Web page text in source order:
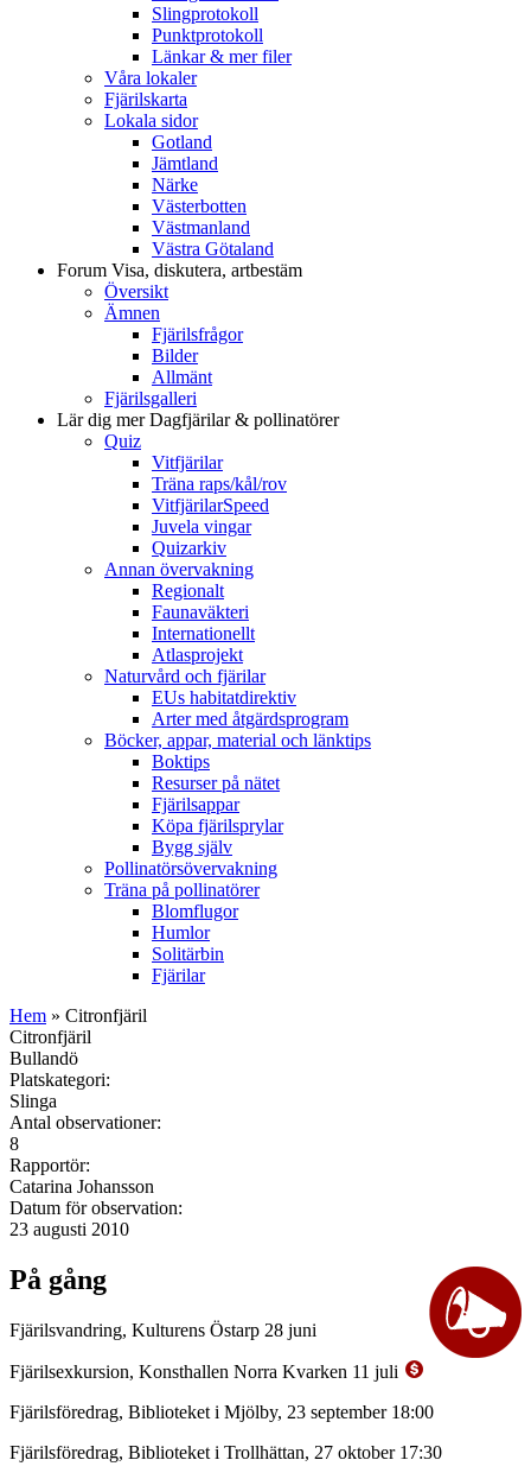
Slingprotokoll
Punktprotokoll
Länkar & mer filer
Våra lokaler
Fjärilskarta
Lokala sidor
Gotland
Jämtland
Närke
Västerbotten
Västmanland
Västra Götaland
Forum Visa, diskutera, artbestäm
Översikt
Ämnen
Fjärilsfrågor
Bilder
Allmänt
Fjärilsgalleri
Lär dig merDagfjärilar & pollinatörer
Quiz
Vitfjärilar
Träna raps/kål/rov
VitfjärilarSpeed
Juvela vingar
Quizarkiv
Annan övervakning
Regionalt
Faunaväkteri
Internationellt
Atlasprojekt
Naturvård och fjärilar
EUs habitatdirektiv
Arter med åtgärdsprogram
Böcker, appar, material och länktips
Boktips
Resurser på nätet
Fjärilsappar
Köpa fjärilsprylar
Bygg själv
Pollinatörsövervakning
Träna på pollinatörer
Blomflugor
Humlor
Solitärbin
Fjärilar
Hem » Citronfjäril
Citronfjäril
Bullandö
Platskategori:
Slinga
Antal observationer:
8
Rapportör:
Catarina Johansson
Datum för observation:
23 augusti 2010
På gång
Fjärilsvandring, Kulturens Östarp 28 juni
Fjärilsexkursion, Konsthallen Norra Kvarken 11 juli
Fjärilsföredrag, Biblioteket i Mjölby, 23 september 18:00
Fjärilsföredrag, Biblioteket i Trollhättan, 27 oktober 17:30